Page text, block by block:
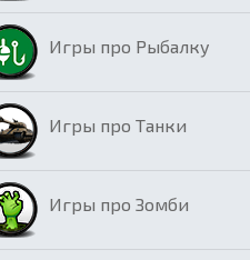
Игры про Рыбалку
Игры про Танки
Игры про Зомби